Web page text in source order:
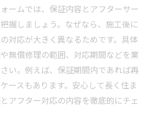
ームでは、保証内容とアフターサー
握しましょう。なぜなら、施工後に
対応が大きく異なるためです。具体
無償修理の範囲、対応期間などを業
い。例えば、保証期間内であれば再
ースもあります。安心して長く住ま
アフター対応の内容を徹底的にチェ